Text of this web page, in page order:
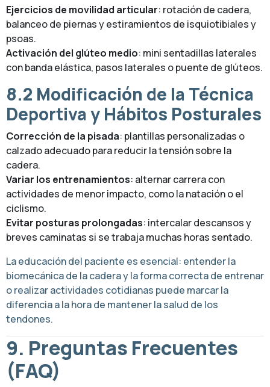
Ejercicios de movilidad articular: rotación de cadera,
balanceo de piernas y estiramientos de isquiotibiales y
psoas.
Activación del glúteo medio: mini sentadillas laterales
con banda elástica, pasos laterales o puente de glúteos.
8.2 Modificación de la Técnica
Deportiva y Hábitos Posturales
Corrección de la pisada: plantillas personalizadas o
calzado adecuado para reducir la tensión sobre la
cadera.
Variar los entrenamientos: alternar carrera con
actividades de menor impacto, como la natación o el
ciclismo.
Evitar posturas prolongadas: intercalar descansos y
breves caminatas si se trabaja muchas horas sentado.
La educación del paciente es esencial: entender la
biomecánica de la cadera y la forma correcta de entrenar
o realizar actividades cotidianas puede marcar la
diferencia a la hora de mantener la salud de los
tendones.
9. Preguntas Frecuentes
(FAQ)